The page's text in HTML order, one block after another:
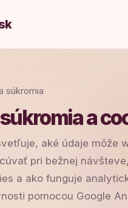
súkromia
a
aké údaje môže
pri bežnej
a ako funguje
pomocou Google